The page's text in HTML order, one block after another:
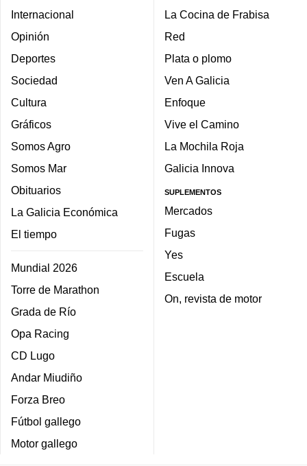
Internacional
Opinión
Deportes
Sociedad
Cultura
Gráficos
Somos Agro
Somos Mar
Obituarios
La Galicia Económica
El tiempo
Mundial 2026
Torre de Marathon
Grada de Río
Opa Racing
CD Lugo
Andar Miudiño
Forza Breo
Fútbol gallego
Motor gallego
La Cocina de Frabisa
Red
Plata o plomo
Ven A Galicia
Enfoque
Vive el Camino
La Mochila Roja
Galicia Innova
SUPLEMENTOS
Mercados
Fugas
Yes
Escuela
On, revista de motor